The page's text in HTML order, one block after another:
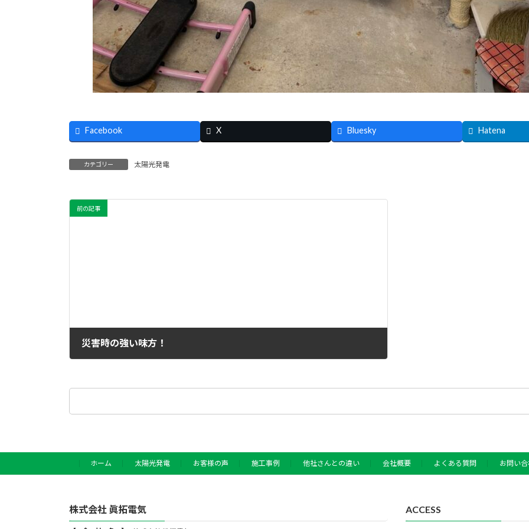
Facebook X Bluesky Hatena
カテゴリー 太陽光発電
前の記事
災害時の強い味方！
ホーム 太陽光発電 お客様の声 施工事例 他社さんとの違い 会社概要 よくある質問 お問い
株式会社 眞拓電気 ACCESS